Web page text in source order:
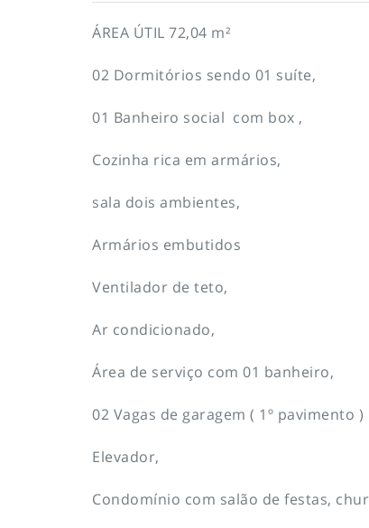
ÁREA ÚTIL 72,04 m²
02 Dormitórios sendo 01 suíte,
01 Banheiro social com box ,
Cozinha rica em armários,
sala dois ambientes,
Armários embutidos
Ventilador de teto,
Ar condicionado,
Área de serviço com 01 banheiro,
02 Vagas de garagem ( 1º pavimento )
Elevador,
Condomínio com salão de festas,